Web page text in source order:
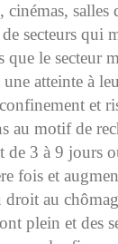
secteurs qui
que le secteur
atteinte à
et
au motif de
de 3 à 9 jours
fois et
au
plein et des